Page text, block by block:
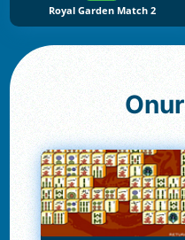
Royal Garden Match 2
Onur